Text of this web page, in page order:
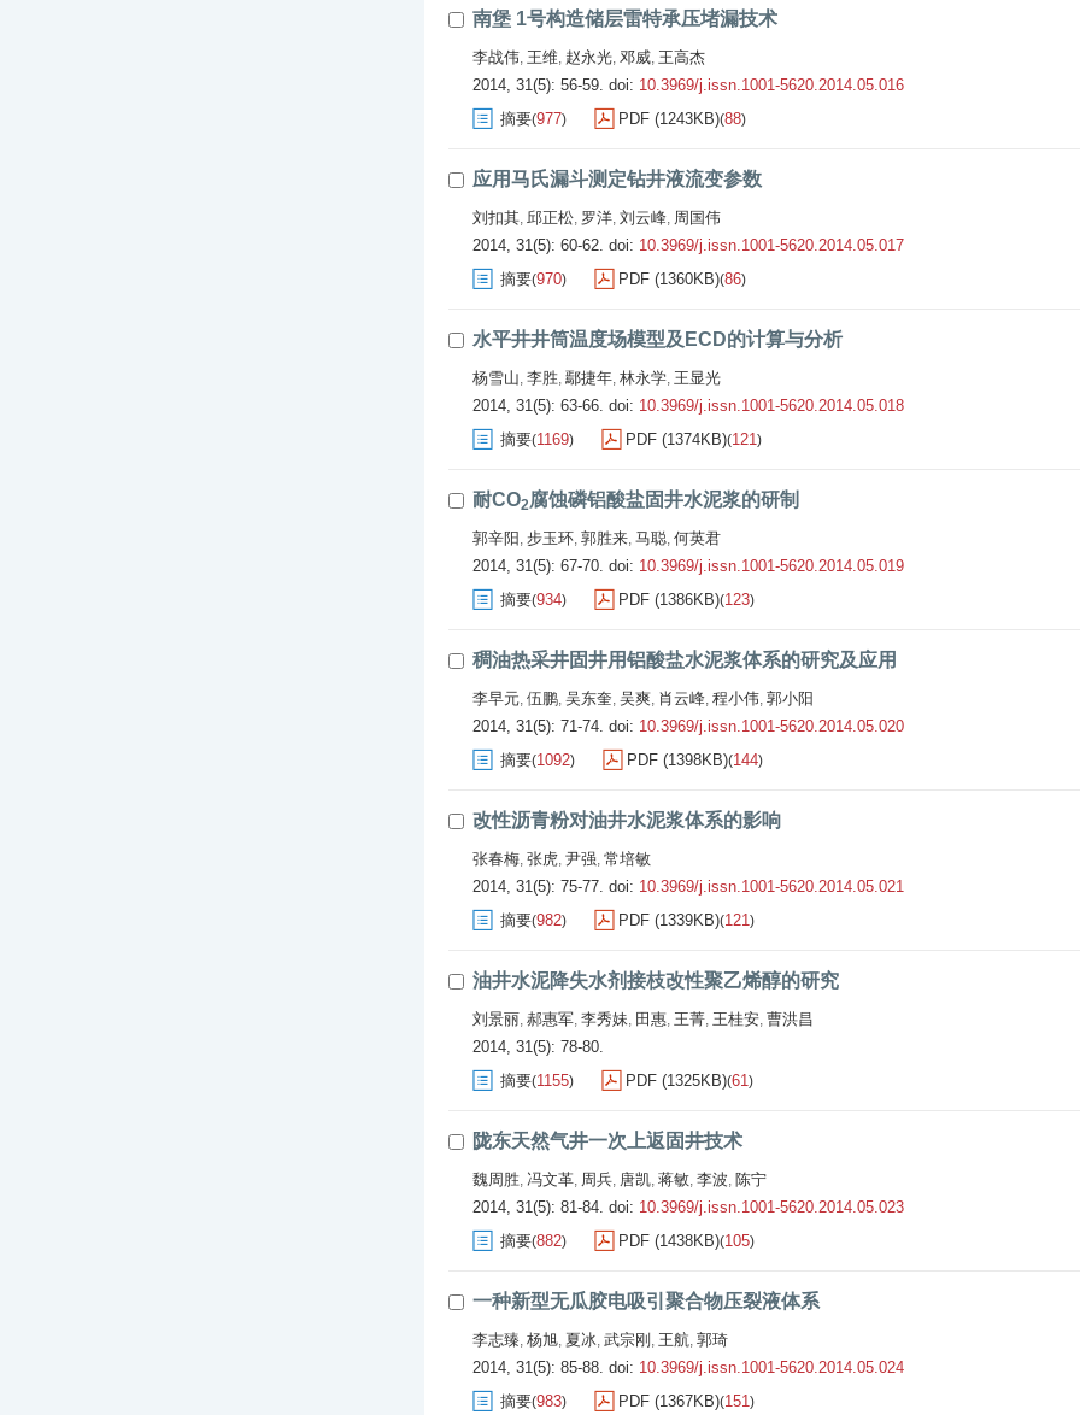
南堡 1号构造储层雷特承压堵漏技术
李战伟, 王维, 赵永光, 邓威, 王高杰
2014, 31(5): 56-59. doi: 10.3969/j.issn.1001-5620.2014.05.016
摘要(977) PDF (1243KB)(88)
应用马氏漏斗测定钻井液流变参数
刘扣其, 邱正松, 罗洋, 刘云峰, 周国伟
2014, 31(5): 60-62. doi: 10.3969/j.issn.1001-5620.2014.05.017
摘要(970) PDF (1360KB)(86)
水平井井筒温度场模型及ECD的计算与分析
杨雪山, 李胜, 鄢捷年, 林永学, 王显光
2014, 31(5): 63-66. doi: 10.3969/j.issn.1001-5620.2014.05.018
摘要(1169) PDF (1374KB)(121)
耐CO2腐蚀磷铝酸盐固井水泥浆的研制
郭辛阳 , 步玉环, 郭胜来, 马聪, 何英君
2014, 31(5): 67-70. doi: 10.3969/j.issn.1001-5620.2014.05.019
摘要(934) PDF (1386KB)(123)
稠油热采井固井用铝酸盐水泥浆体系的研究及应用
李早元, 伍鹏, 吴东奎, 吴爽, 肖云峰, 程小伟, 郭小阳
2014, 31(5): 71-74. doi: 10.3969/j.issn.1001-5620.2014.05.020
摘要(1092) PDF (1398KB)(144)
改性沥青粉对油井水泥浆体系的影响
张春梅, 张虎, 尹强, 常培敏
2014, 31(5): 75-77. doi: 10.3969/j.issn.1001-5620.2014.05.021
摘要(982) PDF (1339KB)(121)
油井水泥降失水剂接枝改性聚乙烯醇的研究
刘景丽, 郝惠军, 李秀妹, 田惠, 王菁, 王桂安, 曹洪昌
2014, 31(5): 78-80.
摘要(1155) PDF (1325KB)(61)
陇东天然气井一次上返固井技术
魏周胜, 冯文革, 周兵, 唐凯, 蒋敏, 李波, 陈宁
2014, 31(5): 81-84. doi: 10.3969/j.issn.1001-5620.2014.05.023
摘要(882) PDF (1438KB)(105)
一种新型无瓜胶电吸引聚合物压裂液体系
李志臻, 杨旭, 夏冰, 武宗刚 , 王航, 郭琦
2014, 31(5): 85-88. doi: 10.3969/j.issn.1001-5620.2014.05.024
摘要(983) PDF (1367KB)(151)